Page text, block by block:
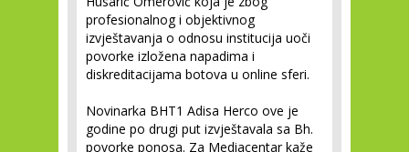
profesionalnog i objektivnog
izvještavanja o odnosu institucija uoči
povorke izložena napadima i
diskreditacijama botova u online sferi.
Novinarka BHT1 Adisa Herco ove je
godine po drugi put izvještavala sa Bh.
povorke ponosa. Za Mediacentar kaže